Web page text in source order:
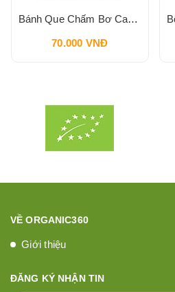
Bánh Que Chấm Bơ Cacao Hạt Phỉ Snack Nutella & Go Breadstick 52g
70.000 VNĐ
VỀ ORGANIC360
Giới thiệu
ĐĂNG KÝ NHẬN TIN